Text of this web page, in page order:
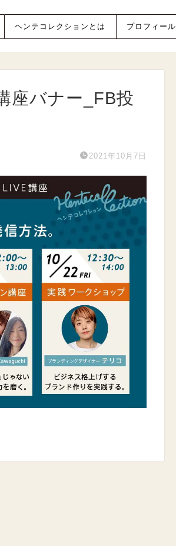
ヘンテコレクションとは プロフィール
座バナー_FB投
2021年10月7日